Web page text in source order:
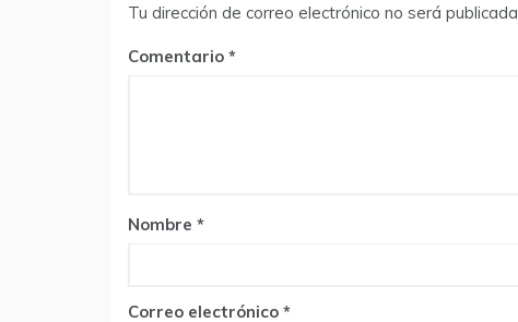
Tu dirección de correo electrónico no será publicada.
Comentario
Nombre *
Correo electrónico *